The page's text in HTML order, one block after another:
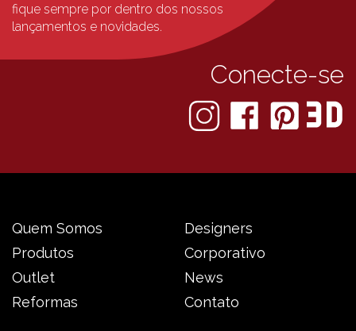
fique sempre por dentro dos nossos
lançamentos e novidades.
Conecte-se
Quem Somos
Produtos
Outlet
Reformas
Designers
Corporativo
News
Contato